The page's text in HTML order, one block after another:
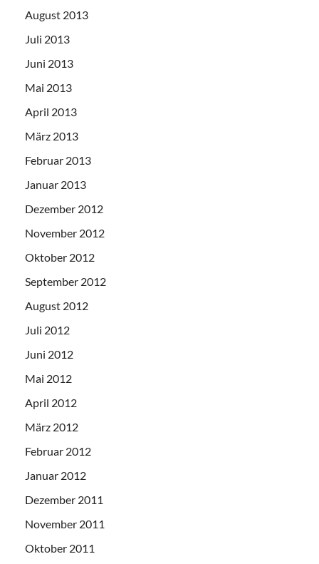
August 2013
Juli 2013
Juni 2013
Mai 2013
April 2013
März 2013
Februar 2013
Januar 2013
Dezember 2012
November 2012
Oktober 2012
September 2012
August 2012
Juli 2012
Juni 2012
Mai 2012
April 2012
März 2012
Februar 2012
Januar 2012
Dezember 2011
November 2011
Oktober 2011